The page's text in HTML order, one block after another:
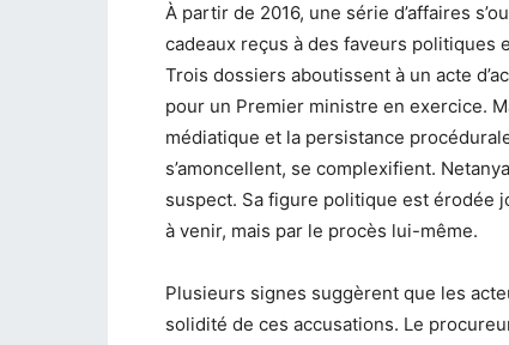
À partir de 2016, une série d’affaires
cadeaux reçus à des faveurs politiques
Trois dossiers aboutissent à un acte
pour un Premier ministre en exercice.
médiatique et la persistance
s’amoncellent, se complexifient.
suspect. Sa figure politique est érodée
à venir, mais par le procès lui-même.
Plusieurs signes suggèrent que les
solidité de ces accusations. Le